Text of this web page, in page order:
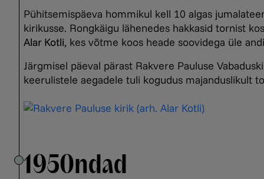
Pühitsemispäeva hommikul kell 10 algas
kirikusse. Rongkäigu lähenedes hakkasid tornist
Alar Kotli, kes võtme koos heade soovidega üle
Järgmisel päeval pärast Rakvere Pauluse
keerulistele aegadele tuli kogudus majanduslikult
1950ndad